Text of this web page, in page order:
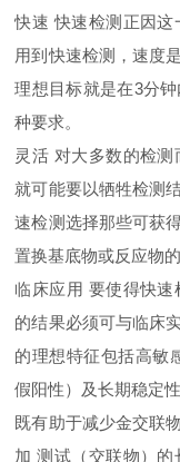
快速 快速检测正因
用到快速检测，速度
理想目标就是在3分
种要求。
灵活 对大多数的检
就可能要以牺牲检测
速检测选择那些可获
置换基底物或反应物
临床应用 要使得快
的结果必须可与临床
的理想特征包括高敏
假阳性）及长期稳定
既有助于减少金交联
加 测试（交联物）的